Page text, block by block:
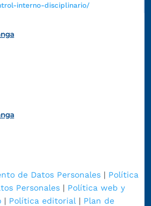
interno-disciplinario/
de Datos Personales| Política
Personales | Política web y
| Política editorial | Plan de